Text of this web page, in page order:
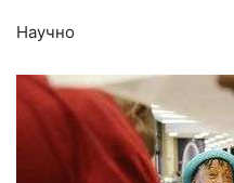
Научно